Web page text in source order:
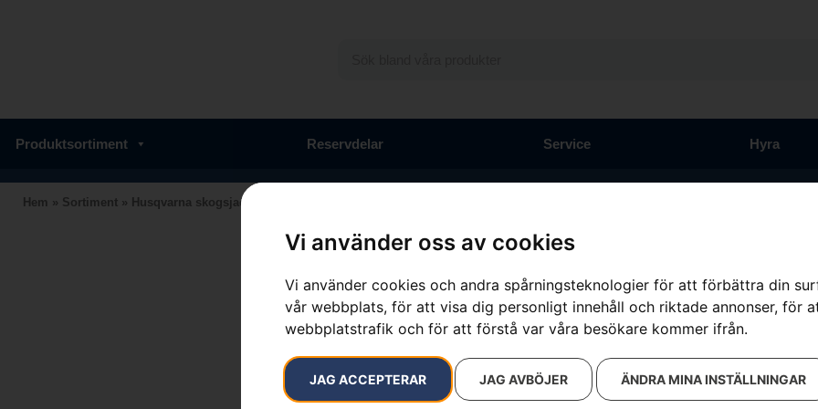
Vi använder oss av cookies
Vi använder cookies och andra spårningsteknologier för att förbättra din
vår webbplats, för att visa dig personligt innehåll och riktade annonser, för
webbplatstrafik och för att förstå var våra besökare kommer ifrån.
JAG ACCEPTERAR JAG AVBÖJER ÄNDRA MINA INSTÄLLNINGAR
Produktsortiment Reservdelar Service Hyra
Hem » Sortiment » Husqvarna skogsjacka, Technical dam
Husqvarna
Artikelnummer: PRNT_217
Kategorier:
Arbetskläder
3 190kr